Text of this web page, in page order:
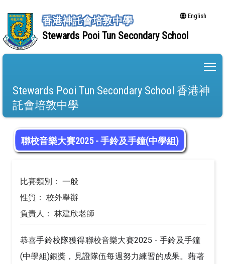
香港神託會培敦中學
Stewards Pooi Tun Secondary School
English
Stewards Pooi Tun Secondary School 香港神
託會培敦中學
聯校音樂大賽2025 - 手鈴及手鐘(中學組)
比賽類別： 一般
性質： 校外舉辦
負責人： 林建欣老師
恭喜手鈴校隊獲得聯校音樂大賽2025 - 手鈴及手鐘
(中學組)銀獎，見證隊伍每週努力練習的成果。藉著